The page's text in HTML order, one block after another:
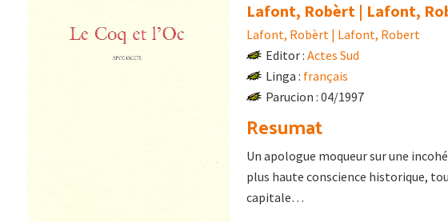
Lafont, Robèrt | Lafont,
Lafont, Robèrt | Lafont, Robert
Editor : Actes Sud
Linga : français
Parucion : 04/1997
Resumat
Un apologue moqueur sur une
plus haute conscience historique,
capitale…